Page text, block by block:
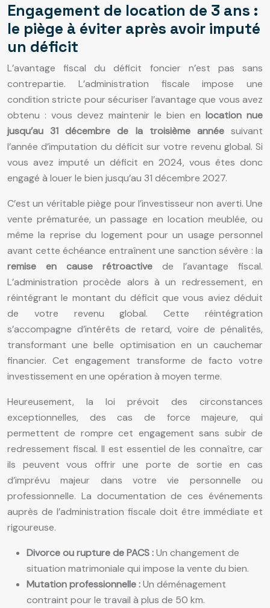
Engagement de location de 3 ans :
le piège à éviter après avoir imputé
un déficit
L’avantage fiscal du déficit foncier n’est pas sans
contrepartie. L’administration fiscale impose une
condition stricte pour sécuriser l’avantage que vous avez
obtenu : vous devez maintenir le bien en location nue
jusqu’au 31 décembre de la troisième annéesuivant
l’année d’imputation du déficit sur votre revenu global. Si
vous avez imputé un déficit en 2024, vous êtes donc
engagé à louer le bien jusqu’au 31 décembre 2027.
C’est un véritable piège pour l’investisseur non averti. Une
vente prématurée, un passage en location meublée, ou
même la reprise du logement pour un usage personnel
avant cette échéance entraînent une sanction sévère : la
remise en cause rétroactive de l’avantage fiscal.
L’administration procède alors à un redressement, en
réintégrant le montant du déficit que vous aviez déduit
de votre revenu global. Cette réintégration
s’accompagne d’intérêts de retard, voire de pénalités,
transformant une belle optimisation en un cauchemar
financier. Cet engagement transforme de facto votre
investissement en une opération à moyen terme.
Heureusement, la loi prévoit des circonstances
exceptionnelles, des cas de force majeure, qui
permettent de rompre cet engagement sans subir de
redressement fiscal. Il est essentiel de les connaître, car
ils peuvent vous offrir une porte de sortie en cas
d’imprévu majeur dans votre vie personnelle ou
professionnelle. La documentation de ces événements
auprès de l’administration fiscale doit être immédiate et
rigoureuse.
Divorce ou rupture de PACS :Un changement de
situation matrimoniale qui impose la vente du bien.
Mutation professionnelle :Un déménagement
contraint pour le travail à plus de 50 km.